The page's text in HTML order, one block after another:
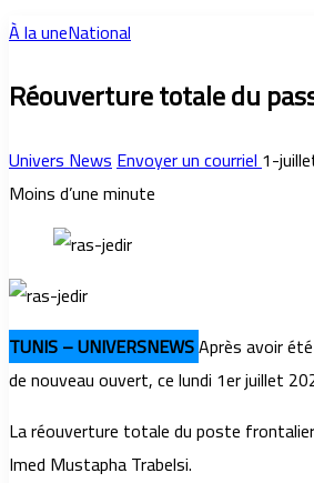
À la uneNational
Réouverture totale du
Univers NewsEnvoyer un courriel1-
Moins d’une minute
TUNIS – UNIVERSNEWSAprès avoir
de nouveau ouvert, ce lundi 1er juillet
La réouverture totale du poste
Imed Mustapha Trabelsi.